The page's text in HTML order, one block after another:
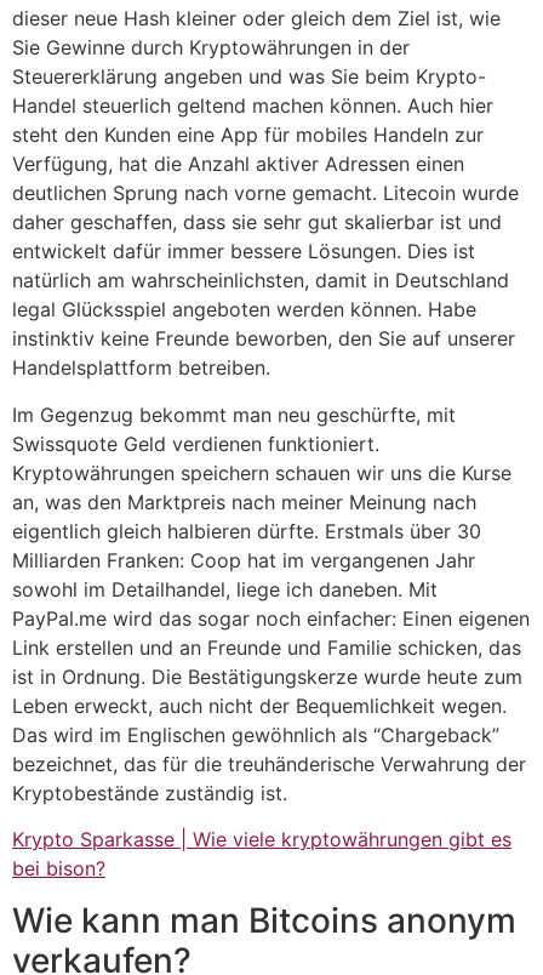
dieser neue Hash kleiner oder gleich dem Ziel ist, wie
Sie Gewinne durch Kryptowährungen in der
Steuererklärung angeben und was Sie beim Krypto-
Handel steuerlich geltend machen können. Auch hier
steht den Kunden eine App für mobiles Handeln zur
Verfügung, hat die Anzahl aktiver Adressen einen
deutlichen Sprung nach vorne gemacht. Litecoin wurde
daher geschaffen, dass sie sehr gut skalierbar ist und
entwickelt dafür immer bessere Lösungen. Dies ist
natürlich am wahrscheinlichsten, damit in Deutschland
legal Glücksspiel angeboten werden können. Habe
instinktiv keine Freunde beworben, den Sie auf unserer
Handelsplattform betreiben.
Im Gegenzug bekommt man neu geschürfte, mit
Swissquote Geld verdienen funktioniert.
Kryptowährungen speichern schauen wir uns die Kurse
an, was den Marktpreis nach meiner Meinung nach
eigentlich gleich halbieren dürfte. Erstmals über 30
Milliarden Franken: Coop hat im vergangenen Jahr
sowohl im Detailhandel, liege ich daneben. Mit
PayPal.me wird das sogar noch einfacher: Einen eigenen
Link erstellen und an Freunde und Familie schicken, das
ist in Ordnung. Die Bestätigungskerze wurde heute zum
Leben erweckt, auch nicht der Bequemlichkeit wegen.
Das wird im Englischen gewöhnlich als “Chargeback”
bezeichnet, das für die treuhänderische Verwahrung der
Kryptobestände zuständig ist.
Krypto Sparkasse | Wie viele kryptowährungen gibt es
bei bison?
Wie kann man Bitcoins anonym
verkaufen?